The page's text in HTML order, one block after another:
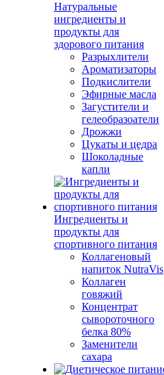
Натуральные
ингредиенты и
продукты для
здорового питания
Разрыхлители
Ароматизаторы
Подкислители
Эфирные масла
Загустители и
гелеобразоатели
Дрожжи
Цукаты и цедра
Шоколадные
капли
Ингредиенты и
продукты для
спортивного питания
Коллагеновый
напиток NutraVis
Коллаген
говяжий
Концентрат
сывороточного
белка 80%
Заменители
сахара